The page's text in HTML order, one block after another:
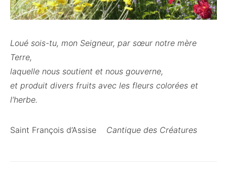
Loué sois-tu, mon Seigneur, par sœur notre mère
Terre,
laquelle nous soutient et nous gouverne,
et produit divers fruits avec les fleurs colorées et
lʼherbe.
Saint François d’Assise Cantique des Créatures